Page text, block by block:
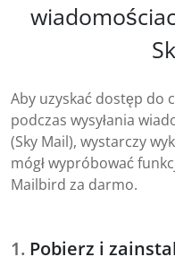
Aby uzyskać dostęp do
podczas wysyłania
(Sky Mail), wystarczy
mógł wypróbować
Mailbird za darmo.
Pobierz i